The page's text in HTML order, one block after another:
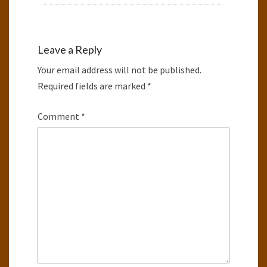
Leave a Reply
Your email address will not be published.
Required fields are marked *
Comment *